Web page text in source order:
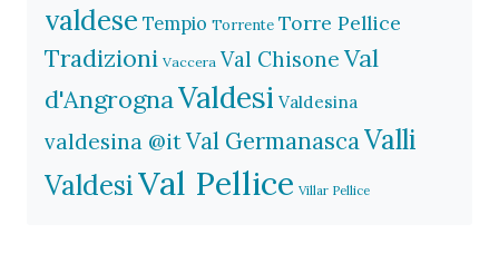
valdese Tempio Torrente Torre Pellice
Tradizioni Vaccera Val Chisone Val
d'AngrognaValdesi Valdesina
valdesina @itVal GermanascaValli
ValdesiVal Pellice Villar Pellice